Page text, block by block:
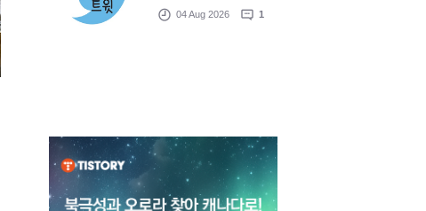
04 Aug 2026 1